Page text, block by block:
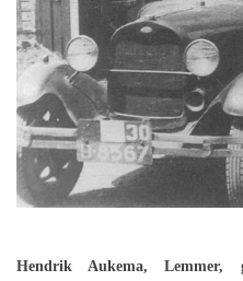
Hendrik Aukema, Lemmer,